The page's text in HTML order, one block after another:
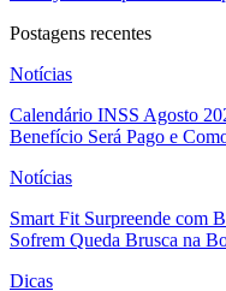
Postagens recentes
Notícias
Calendário INSS Agosto
Benefício Será Pago e
Notícias
Smart Fit Surpreende com
Sofrem Queda Brusca na
Dicas